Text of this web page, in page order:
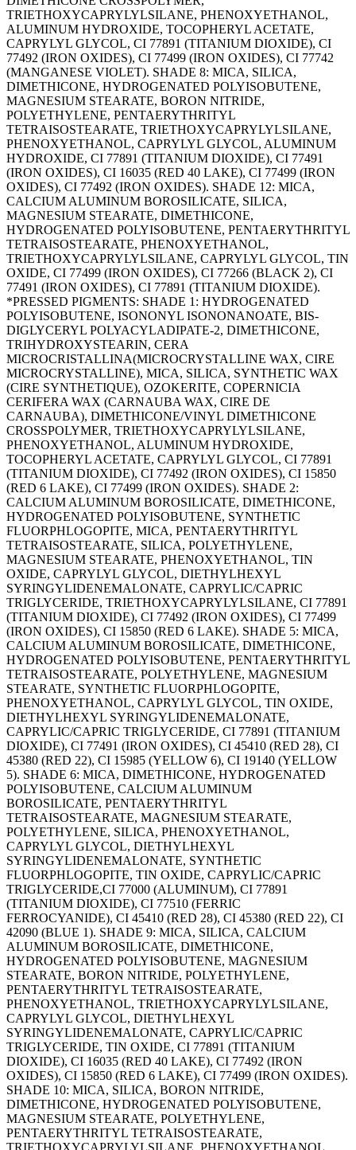
TRIETHOXYCAPRYLYLSILANE, PHENOXYETHANOL,
ALUMINUM HYDROXIDE, TOCOPHERYL ACETATE,
CAPRYLYL GLYCOL, CI 77891 (TITANIUM DIOXIDE), CI
77492 (IRON OXIDES), CI 77499 (IRON OXIDES), CI 77742
(MANGANESE VIOLET). SHADE 8: MICA, SILICA,
DIMETHICONE, HYDROGENATED POLYISOBUTENE,
MAGNESIUM STEARATE, BORON NITRIDE,
POLYETHYLENE, PENTAERYTHRITYL
TETRAISOSTEARATE, TRIETHOXYCAPRYLYLSILANE,
PHENOXYETHANOL, CAPRYLYL GLYCOL, ALUMINUM
HYDROXIDE, CI 77891 (TITANIUM DIOXIDE), CI 77491
(IRON OXIDES), CI 16035 (RED 40 LAKE), CI 77499 (IRON
OXIDES), CI 77492 (IRON OXIDES). SHADE 12: MICA,
CALCIUM ALUMINUM BOROSILICATE, SILICA,
MAGNESIUM STEARATE, DIMETHICONE,
HYDROGENATED POLYISOBUTENE, PENTAERYTHRITYL
TETRAISOSTEARATE, PHENOXYETHANOL,
TRIETHOXYCAPRYLYLSILANE, CAPRYLYL GLYCOL, TIN
OXIDE, CI 77499 (IRON OXIDES), CI 77266 (BLACK 2), CI
77491 (IRON OXIDES), CI 77891 (TITANIUM DIOXIDE).
*PRESSED PIGMENTS: SHADE 1: HYDROGENATED
POLYISOBUTENE, ISONONYL ISONONANOATE, BIS-
DIGLYCERYL POLYACYLADIPATE-2, DIMETHICONE,
TRIHYDROXYSTEARIN, CERA
MICROCRISTALLINA(MICROCRYSTALLINE WAX, CIRE
MICROCRYSTALLINE), MICA, SILICA, SYNTHETIC WAX
(CIRE SYNTHETIQUE), OZOKERITE, COPERNICIA
CERIFERA WAX (CARNAUBA WAX, CIRE DE
CARNAUBA), DIMETHICONE/VINYL DIMETHICONE
CROSSPOLYMER, TRIETHOXYCAPRYLYLSILANE,
PHENOXYETHANOL, ALUMINUM HYDROXIDE,
TOCOPHERYL ACETATE, CAPRYLYL GLYCOL, CI 77891
(TITANIUM DIOXIDE), CI 77492 (IRON OXIDES), CI 15850
(RED 6 LAKE), CI 77499 (IRON OXIDES). SHADE 2:
CALCIUM ALUMINUM BOROSILICATE, DIMETHICONE,
HYDROGENATED POLYISOBUTENE, SYNTHETIC
FLUORPHLOGOPITE, MICA, PENTAERYTHRITYL
TETRAISOSTEARATE, SILICA, POLYETHYLENE,
MAGNESIUM STEARATE, PHENOXYETHANOL, TIN
OXIDE, CAPRYLYL GLYCOL, DIETHYLHEXYL
SYRINGYLIDENEMALONATE, CAPRYLIC/CAPRIC
TRIGLYCERIDE, TRIETHOXYCAPRYLYLSILANE, CI 77891
(TITANIUM DIOXIDE), CI 77492 (IRON OXIDES), CI 77499
(IRON OXIDES), CI 15850 (RED 6 LAKE). SHADE 5: MICA,
CALCIUM ALUMINUM BOROSILICATE, DIMETHICONE,
HYDROGENATED POLYISOBUTENE, PENTAERYTHRITYL
TETRAISOSTEARATE, POLYETHYLENE, MAGNESIUM
STEARATE, SYNTHETIC FLUORPHLOGOPITE,
PHENOXYETHANOL, CAPRYLYL GLYCOL, TIN OXIDE,
DIETHYLHEXYL SYRINGYLIDENEMALONATE,
CAPRYLIC/CAPRIC TRIGLYCERIDE, CI 77891 (TITANIUM
DIOXIDE), CI 77491 (IRON OXIDES), CI 45410 (RED 28), CI
45380 (RED 22), CI 15985 (YELLOW 6), CI 19140 (YELLOW
5). SHADE 6: MICA, DIMETHICONE, HYDROGENATED
POLYISOBUTENE, CALCIUM ALUMINUM
BOROSILICATE, PENTAERYTHRITYL
TETRAISOSTEARATE, MAGNESIUM STEARATE,
POLYETHYLENE, SILICA, PHENOXYETHANOL,
CAPRYLYL GLYCOL, DIETHYLHEXYL
SYRINGYLIDENEMALONATE, SYNTHETIC
FLUORPHLOGOPITE, TIN OXIDE, CAPRYLIC/CAPRIC
TRIGLYCERIDE,CI 77000 (ALUMINUM), CI 77891
(TITANIUM DIOXIDE), CI 77510 (FERRIC
FERROCYANIDE), CI 45410 (RED 28), CI 45380 (RED 22), CI
42090 (BLUE 1). SHADE 9: MICA, SILICA, CALCIUM
ALUMINUM BOROSILICATE, DIMETHICONE,
HYDROGENATED POLYISOBUTENE, MAGNESIUM
STEARATE, BORON NITRIDE, POLYETHYLENE,
PENTAERYTHRITYL TETRAISOSTEARATE,
PHENOXYETHANOL, TRIETHOXYCAPRYLYLSILANE,
CAPRYLYL GLYCOL, DIETHYLHEXYL
SYRINGYLIDENEMALONATE, CAPRYLIC/CAPRIC
TRIGLYCERIDE, TIN OXIDE, CI 77891 (TITANIUM
DIOXIDE), CI 16035 (RED 40 LAKE), CI 77492 (IRON
OXIDES), CI 15850 (RED 6 LAKE), CI 77499 (IRON OXIDES).
SHADE 10: MICA, SILICA, BORON NITRIDE,
DIMETHICONE, HYDROGENATED POLYISOBUTENE,
MAGNESIUM STEARATE, POLYETHYLENE,
PENTAERYTHRITYL TETRAISOSTEARATE,